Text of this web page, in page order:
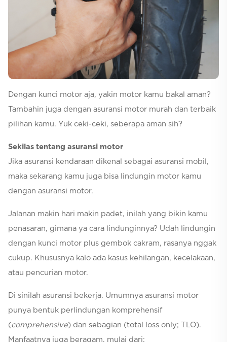
Selfcare
Dengan kunci motor aja, yakin motor kamu bakal aman?
Tambahin juga dengan asuransi motor murah dan terbaik
pilihan kamu. Yuk ceki-ceki, seberapa aman sih?
Sekilas tentang asuransi motor
Jika asuransi kendaraan dikenal sebagai asuransi mobil,
maka sekarang kamu juga bisa lindungin motor kamu
dengan asuransi motor.
Jalanan makin hari makin padet, inilah yang bikin kamu
penasaran, gimana ya cara lindunginnya? Udah lindungin
dengan kunci motor plus gembok cakram, rasanya nggak
cukup. Khususnya kalo ada kasus kehilangan, kecelakaan,
atau pencurian motor.
Di sinilah asuransi bekerja. Umumnya asuransi motor
punya bentuk perlindungan komprehensif
(comprehensive) dan sebagian (total loss only; TLO).
Manfaatnya juga beragam, mulai dari: